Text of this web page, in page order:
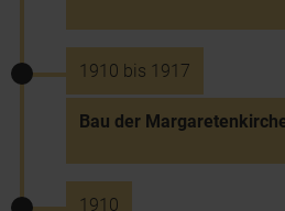
1910 bis 1917
Bau der
1910